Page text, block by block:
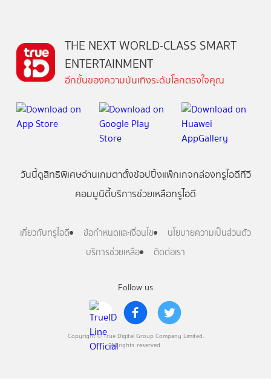
Follow us
Copyright © True Digital Group Company Limited.
All rights reserved
THE NEXT WORLD-CLASS SMART
ENTERTAINMENT
อีกขั้นของความบันเทิงระดับโลกตรงใจคุณ
วันนี้ดูสิทธิพิเศษอ่านเกมตาตั้งช้อปปิ้งแพ็กเกจกล่องทรูไอดีทีวี
คอมมูนิตี้บริการช่วยเหลือทรูไอดี
เกี่ยวกับทรูไอดี ข้อกำหนดและเงื่อนไข
นโยบายความเป็นส่วนตัว
บริการช่วยเหลือ
ติดต่อเรา